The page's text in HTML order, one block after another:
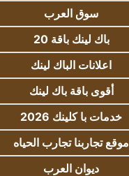
سوق العرب
باك لينك باقة 20
اعلانات الباك لينك
أقوى باقة باك لينك
خدمات با كلينك 2026
موقع تجاربنا تجارب الحياه
ديوان العرب